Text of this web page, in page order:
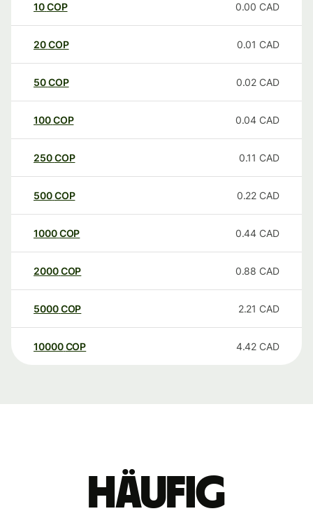
10COP 0.00 CAD
20COP 0.01 CAD
50COP 0.02 CAD
100COP 0.04 CAD
250COP 0.11 CAD
500COP 0.22 CAD
1000COP 0.44 CAD
2000COP 0.88 CAD
5000COP 2.21 CAD
10000 COP 4.42 CAD
Häufig